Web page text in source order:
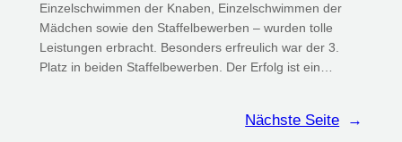
Einzelschwimmen der Knaben, Einzelschwimmen der
Mädchen sowie den Staffelbewerben – wurden tolle
Leistungen erbracht. Besonders erfreulich war der 3.
Platz in beiden Staffelbewerben. Der Erfolg ist ein…
Nächste Seite →